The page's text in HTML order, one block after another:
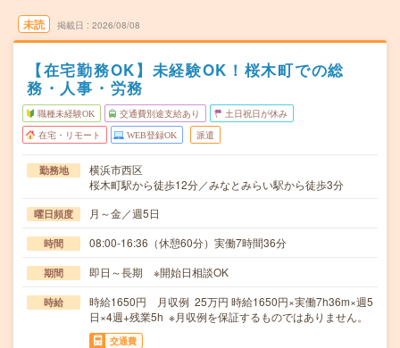
未読 掲載日 2026/08/08
【在宅勤務OK】未経験OK！桜木町での総
務・人事・労務
職種未経験OK 交通費別途支給あり 土日祝日が休み
在宅・リモート WEB登録OK 派遣
勤務地
横浜市西区
桜木町駅から徒歩12分／みなとみらい駅から徒歩3分
曜日頻度 月～金／週5日
時間 08:00-16:36（休憩60分）実働7時間36分
期間 即日～長期 ※開始日相談OK
時給
時給1650円 月収例 25万円 時給1650円×実働7h36m×週5
日×4週+残業5h ※月収例を保証するものではありません。
交通費